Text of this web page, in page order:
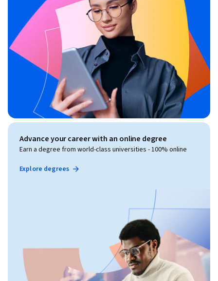
Advance your career with an online degree
Earn a degree from world-class universities - 100% online
Explore degrees